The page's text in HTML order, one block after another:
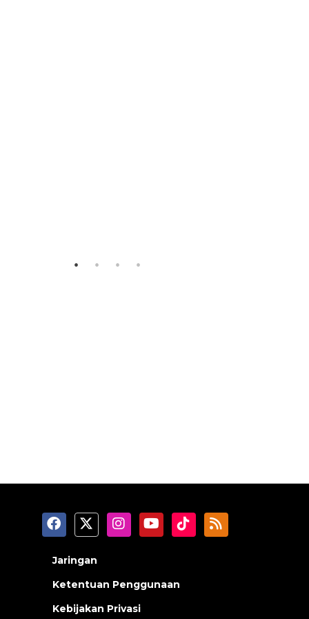
Jaringan
Ketentuan Penggunaan
Kebijakan Privasi